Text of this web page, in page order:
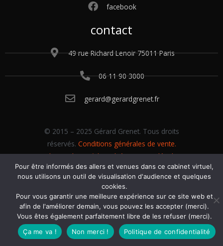
facebook
contact
49 rue Richard Lenoir 75011 Paris
06 11 90 3000
gerard@gerardgrenet.fr
© 2015 – 2025 Gérard Grenet. Tous droits
réservés. Conditions générales de vente.
Politique de confidentialité. Mentions légales.
Gérer les cookies
Pour être informés des allers et venues dans ce cabinet virtuel,
nous utilisons un outil de visualisation d'audience et quelques
cookies.
Pour vous garantir une meilleure expérience sur ce site web et
afin de l'améliorer demain, vous pouvez les accepter (merci).
Vous êtes également parfaitement libre de les refuser (merci).
Ça me va !
Non merci ! Politique de confidentialité